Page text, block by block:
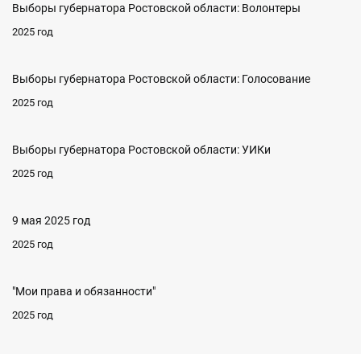
Выборы губернатора Ростовской области: Волонтеры
2025 год
Выборы губернатора Ростовской области: Голосование
2025 год
Выборы губернатора Ростовской области: УИКи
2025 год
9 мая 2025 год
2025 год
"Мои права и обязанности"
2025 год